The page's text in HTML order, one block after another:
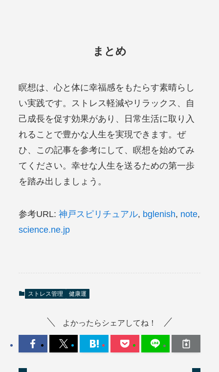
まとめ
瞑想は、心と体に幸福感をもたらす素晴らし
い実践です。ストレス軽減やリラックス、自
己成長を促す効果があり、日常生活に取り入
れることで豊かな人生を実現できます。ぜ
ひ、この記事を参考にして、瞑想を始めてみ
てください。幸せな人生を送るための第一歩
を踏み出しましょう。
参考URL: 神戸スピリチュアル, bglenish, note,
science.ne.jp
ストレス管理 健康運
よかったらシェアしてね！